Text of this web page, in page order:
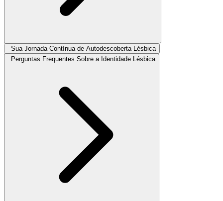
Sua Jornada Contínua de Autodescoberta Lésbica
Perguntas Frequentes Sobre a Identidade Lésbica